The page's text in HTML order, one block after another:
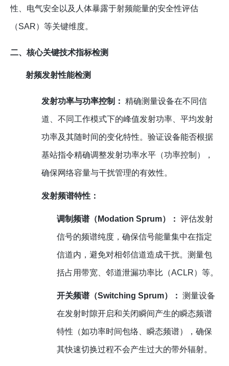
性、电气安全以及人体暴露于射频能量的安全性评估
（SAR）等关键维度。
二、核心关键技术指标检测
射频发射性能检测
发射功率与功率控制： 精确测量设备在不同信
道、不同工作模式下的峰值发射功率、平均发射
功率及其随时间的变化特性。验证设备能否根据
基站指令精确调整发射功率水平（功率控制），
确保网络容量与干扰管理的有效性。
发射频谱特性：
调制频谱（Modation Sprum）： 评估发射
信号的频谱纯度，确保信号能量集中在指定
信道内，避免对相邻信道造成干扰。测量包
括占用带宽、邻道泄漏功率比（ACLR）等。
开关频谱（Switching Sprum）： 测量设备
在发射时隙开启和关闭瞬间产生的瞬态频谱
特性（如功率时间包络、瞬态频谱），确保
其快速切换过程不会产生过大的带外辐射。